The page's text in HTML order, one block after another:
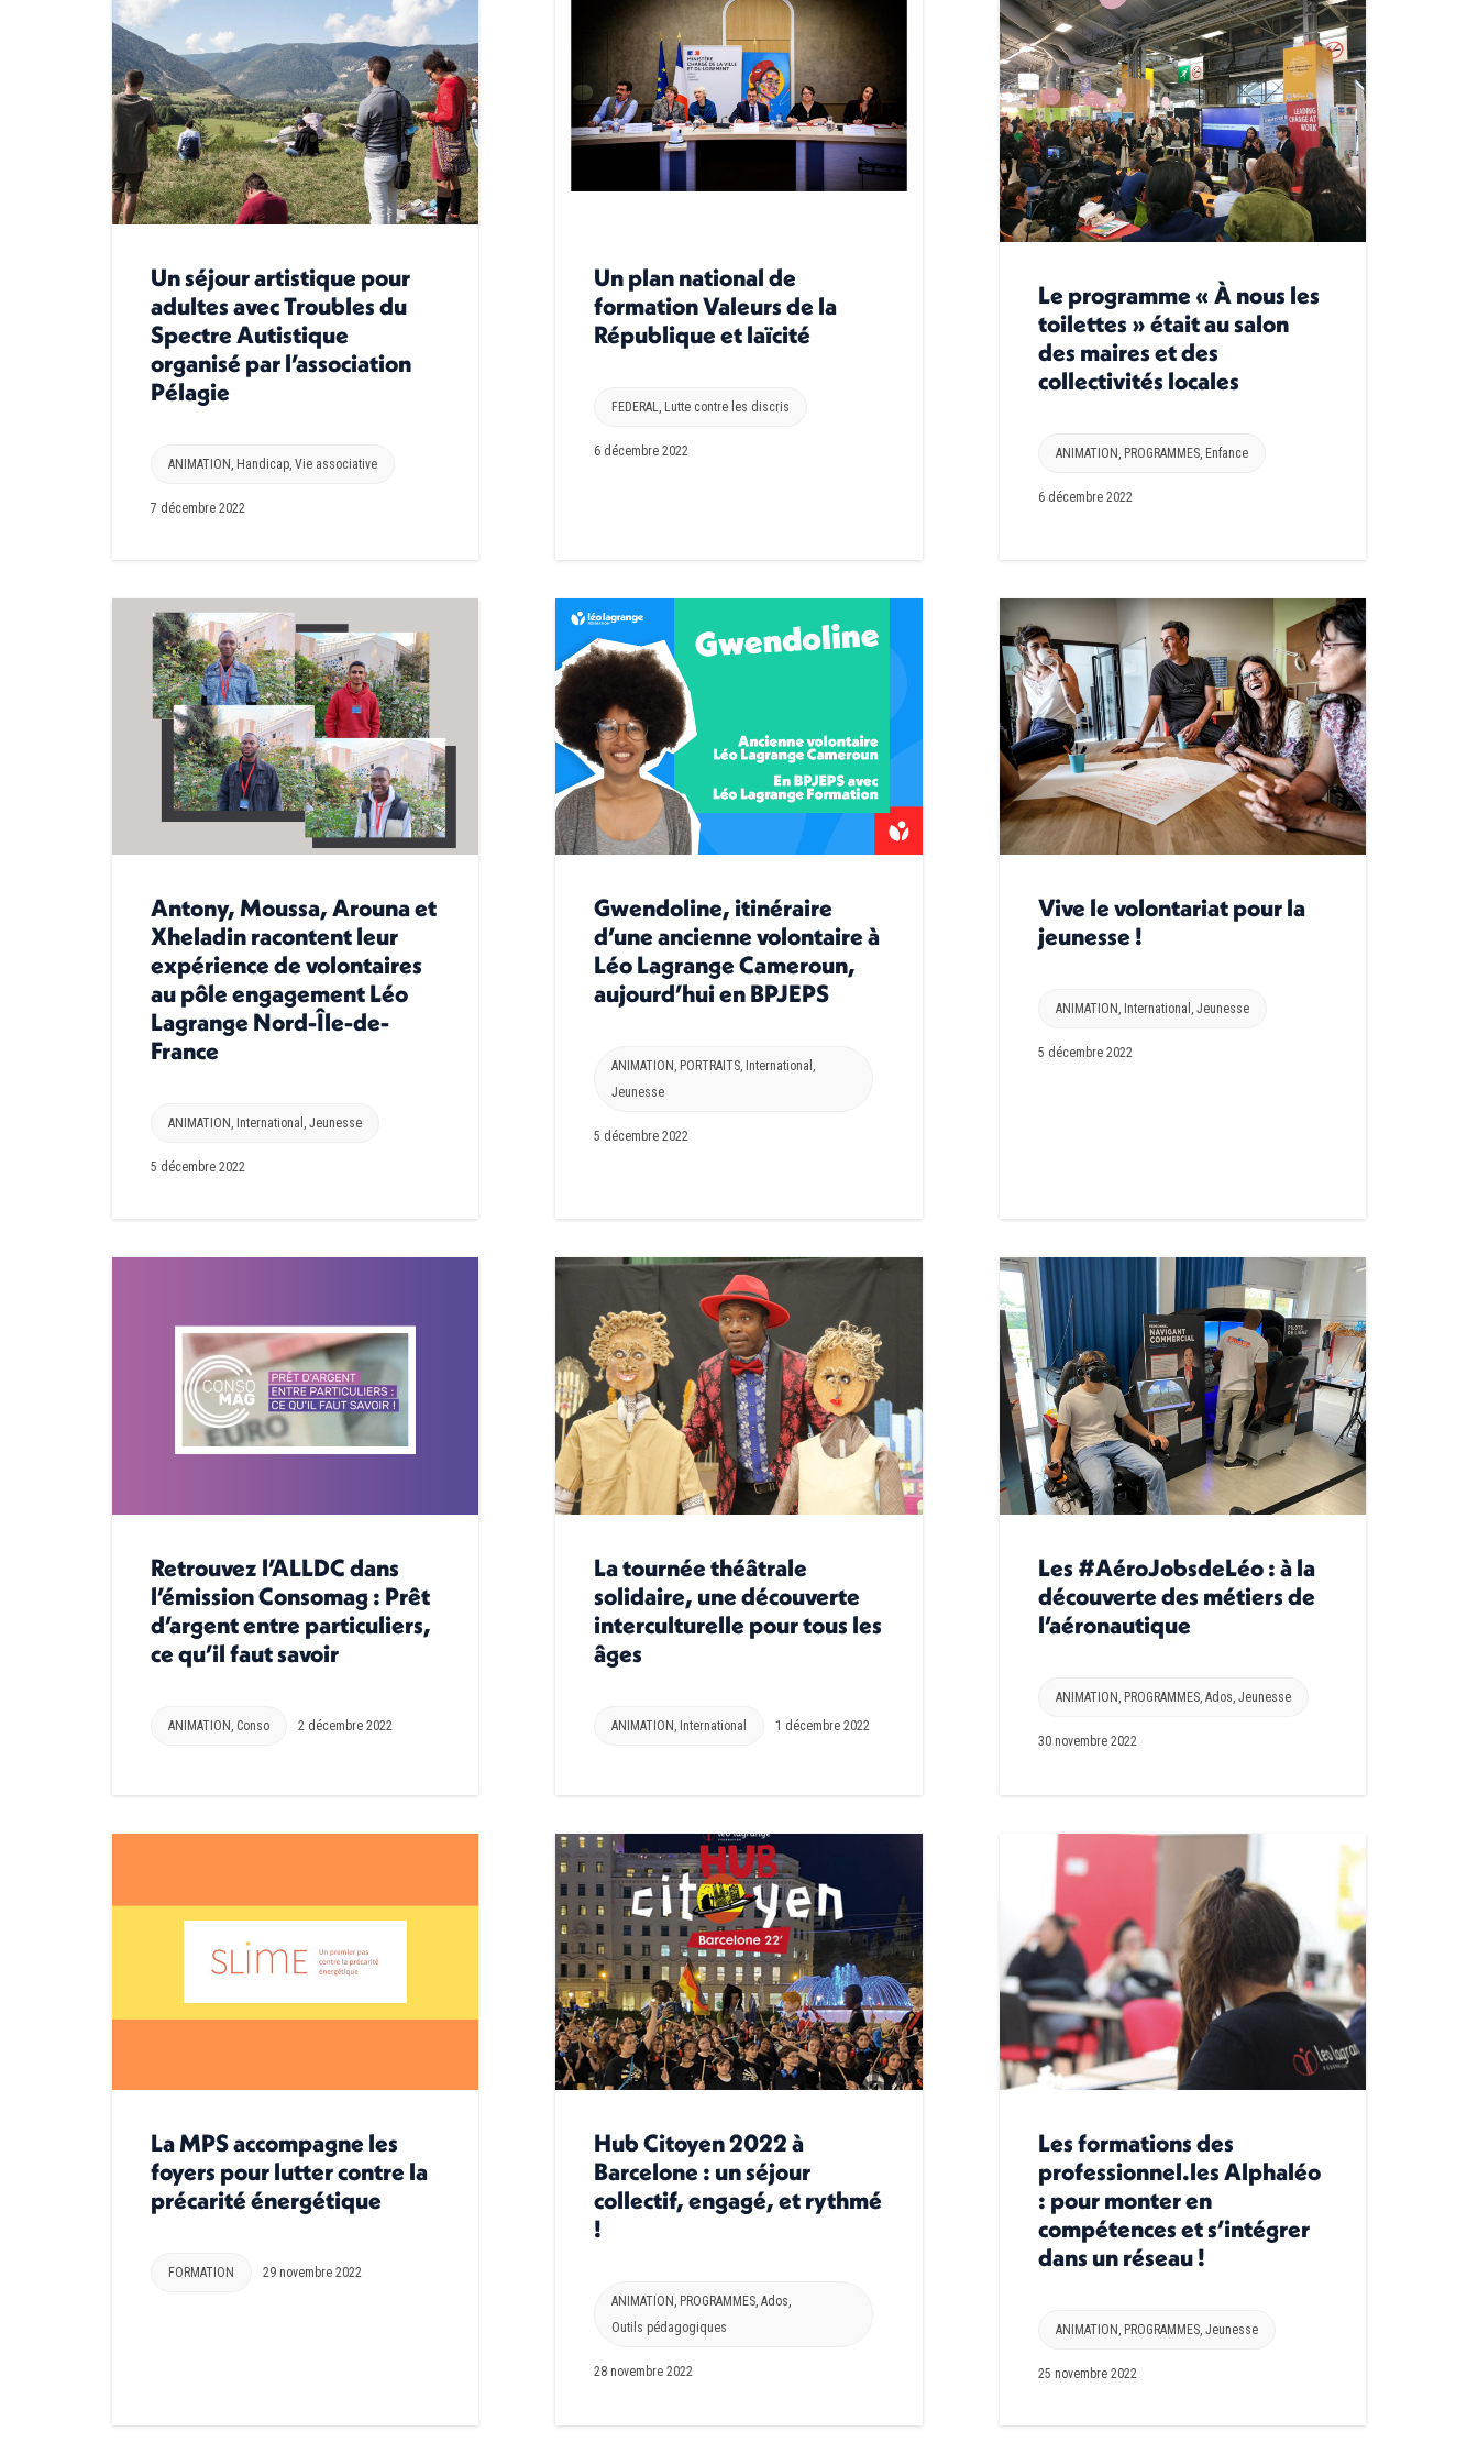
Un séjour artistique pour
adultes avec Troubles du
Spectre Autistique
organisé par l’association
Pélagie
ANIMATION Handicap Vie associative
7 décembre 2022
Un plan national de
formation Valeurs de la
République et laïcité
FEDERAL Lutte contre les discris
6 décembre 2022
Le programme « À nous les
toilettes » était au salon
des maires et des
collectivités locales
ANIMATION , PROGRAMMES, Enfance
6 décembre 2022
Antony, Moussa, Arouna et
Xheladin racontent leur
expérience de volontaires
au pôle engagement Léo
Lagrange Nord-Île-de-
France
ANIMATION , International , Jeunesse
5 décembre 2022
Gwendoline, itinéraire
d’une ancienne volontaire à
Léo Lagrange Cameroun,
aujourd’hui en BPJEPS
ANIMATION , PORTRAITS, International ,
Jeunesse
5 décembre 2022
Vive le volontariat pour la
jeunesse !
ANIMATION , International , Jeunesse
5 décembre 2022
Retrouvez l’ALLDC dans
l’émission Consomag : Prêt
d’argent entre particuliers,
ce qu’il faut savoir
ANIMATION Conso 2 décembre 2022
La tournée théâtrale
solidaire, une découverte
interculturelle pour tous les
âges
ANIMATION International 1 décembre 2022
Les #AéroJobsdeLéo : à la
découverte des métiers de
l’aéronautique
ANIMATION PROGRAMMES, Ados Jeunesse
30 novembre 2022
La MPS accompagne les
foyers pour lutter contre la
précarité énergétique
FORMATION 29 novembre 2022
Hub Citoyen 2022 à
Barcelone : un séjour
collectif, engagé, et rythmé
!
ANIMATION , PROGRAMMES,Ados,
Outils pédagogiques
28 novembre 2022
Les formations des
professionnel.les Alphaléo
: pour monter en
compétences et s’intégrer
dans un réseau !
ANIMATION , PROGRAMMES, Jeunesse
25 novembre 2022